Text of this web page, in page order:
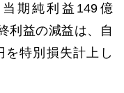
期純利益149億
利益の減益は、自
を特別損失計上し